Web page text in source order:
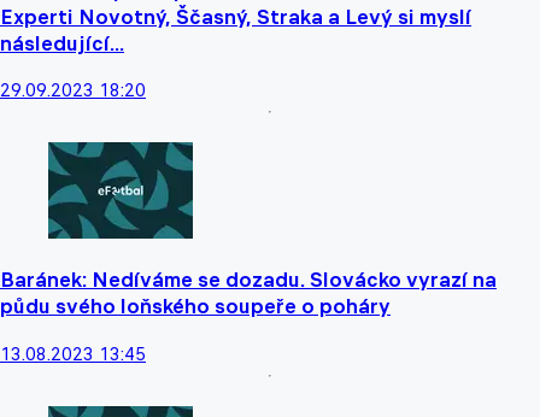
Experti Novotný, Ščasný, Straka a Levý si myslí
následující...
29.09.2023 18:20
Baránek: Nedíváme se dozadu. Slovácko vyrazí na
půdu svého loňského soupeře o poháry
13.08.2023 13:45